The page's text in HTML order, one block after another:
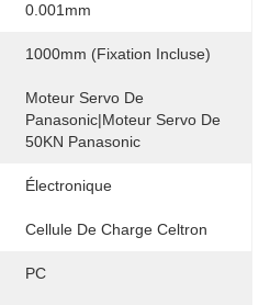
0.001mm
1000mm (fixation Incluse)
Moteur Servo De
Panasonic|Moteur Servo De
50KN Panasonic
Électronique
Cellule De Charge Celtron
PC